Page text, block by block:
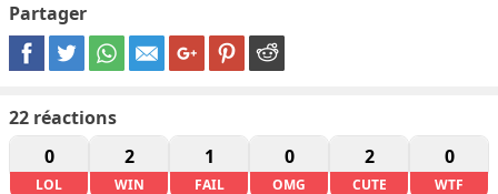
Partager
22 réactions
0
LOL
2
WIN
1
FAIL
0
OMG
2
CUTE
0
WTF